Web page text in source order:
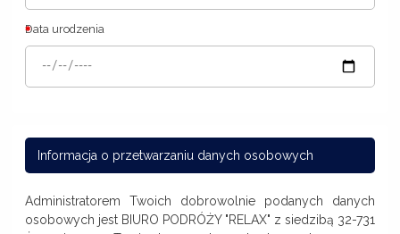
Data urodzenia
Informacja o przetwarzaniu danych osobowych
Administratorem Twoich dobrowolnie podanych danych
osobowych jest BIURO PODRÓŻY "RELAX" z siedzibą 32-731